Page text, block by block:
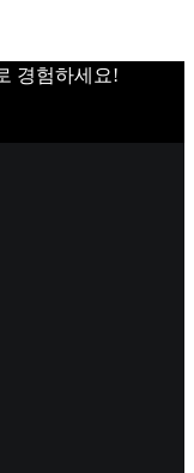
경험하세요!